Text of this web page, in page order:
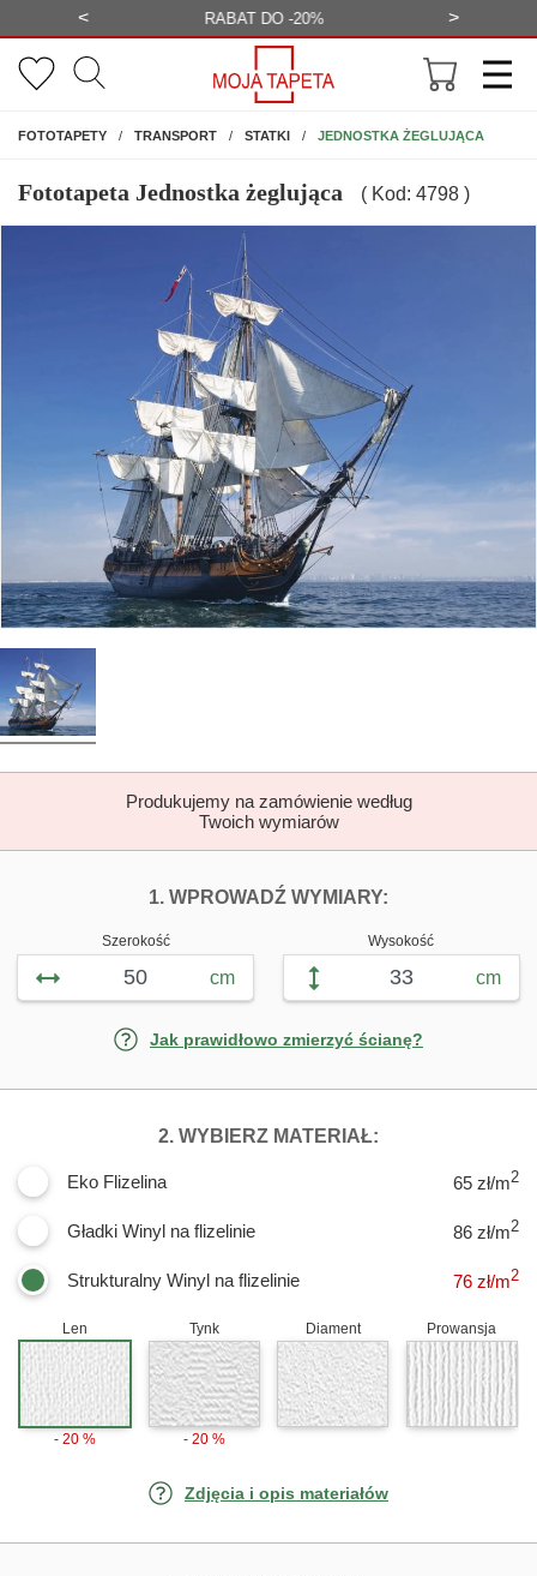
< BEZPŁATNA WIZUALIZACJA >
FOTOTAPETYNA ŚCIANĘ
TRANSPORT STATKI JEDNOSTKA ŻEGLUJĄCA
Fototapeta Jednostka żeglująca ( Kod: 4798 )
Produkujemy na zamówienie według
Twoich wymiarów
1. WPROWADŹ WYMIARY:
Szerokość
cm
Wysokość
cm
Jak prawidłowo zmierzyć ścianę?
2. WYBIERZ MATERIAŁ:
Eko Flizelina 65 zł/m2
Gładki Winyl na flizelinie 86 zł/m2
Strukturalny Winyl na flizelinie 76 zł/m2
Len
- 20 %
Tynk
- 20 %
Diament Prowansja
Zdjęcia i opis materiałów